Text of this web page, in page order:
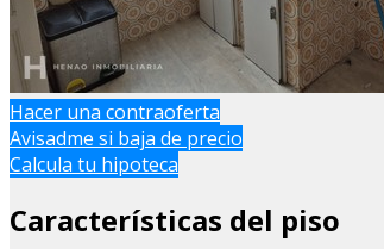
Hacer una contraoferta
Avisadme si baja de precio
Calcula tu hipoteca
Características del piso